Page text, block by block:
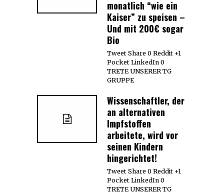
monatlich “wie ein
Kaiser” zu speisen –
Und mit 200€ sogar
Bio
Tweet Share 0 Reddit +1
Pocket LinkedIn 0
TRETE UNSERER TG
GRUPPE
Wissenschaftler, der
an alternativen
Impfstoffen
arbeitete, wird vor
seinen Kindern
hingerichtet!
Tweet Share 0 Reddit +1
Pocket LinkedIn 0
TRETE UNSERER TG